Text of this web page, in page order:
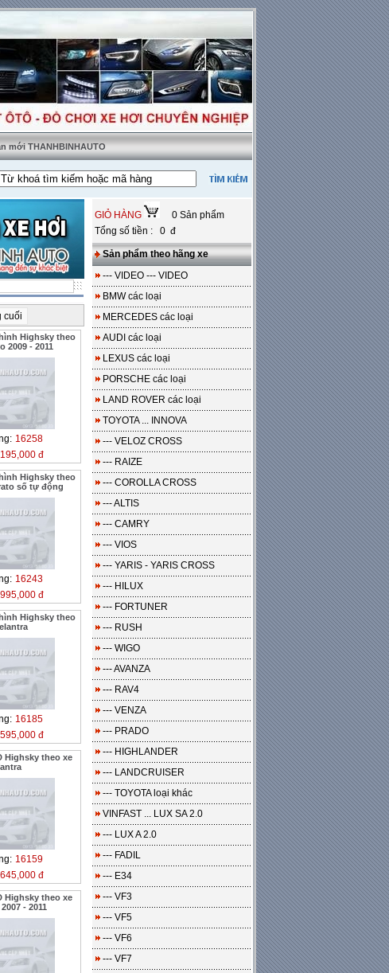
mới THANHBINHAUTO
da thật tặng sàn da---Miễn phí 100% công lắp đặt
cuối
Highsky theo
2009 - 2011
16258
đ
Highsky theo
số tự động
16243
đ
Highsky theo
16185
đ
Highsky theo xe
16159
đ
Highsky theo xe
- 2011
GIỎ HÀNG
0 Sản phẩm
Tổng số tiền : 0 đ
Sản phẩm theo hãng xe
--- VIDEO --- VIDEO
BMW các loại
MERCEDES các loại
AUDI các loại
LEXUS các loại
PORSCHE các loại
LAND ROVER các loại
TOYOTA ... INNOVA
--- VELOZ CROSS
--- RAIZE
--- COROLLA CROSS
--- ALTIS
--- CAMRY
--- VIOS
--- YARIS - YARIS CROSS
--- HILUX
--- FORTUNER
--- RUSH
--- WIGO
--- AVANZA
--- RAV4
--- VENZA
--- PRADO
--- HIGHLANDER
--- LANDCRUISER
--- TOYOTA loại khác
VINFAST ... LUX SA 2.0
--- LUX A 2.0
--- FADIL
--- E34
--- VF3
--- VF5
--- VF6
--- VF7